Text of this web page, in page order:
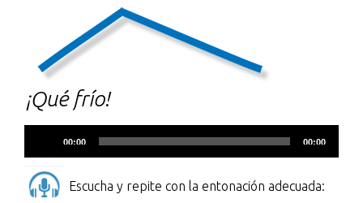
¡Qué frío!
de
audio
00:00 00:00
Escucha y repite con la entonación adecuada: